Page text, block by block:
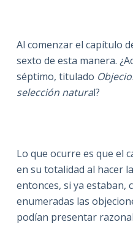
Al comenzar el capítulo
sexto de esta manera.
séptimo, titulado
selección natural?
Lo que ocurre es que el
en su totalidad al hacer
entonces, si ya estaban,
enumeradas las
podían presentar